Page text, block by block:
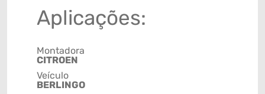
Aplicações:
Montadora
CITROEN
Veículo
BERLINGO